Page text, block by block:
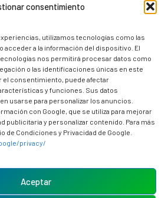
consentimiento
utilizamos tecnologías como las
acceder a la información del dispositivo. El
nos permitirá procesar datos como
o las identificaciones únicas en este
el consentimiento, puede afectar
y funciones. Sus datos
usarse para personalizar los anuncios.
con Google, que se utiliza para mejorar
publicitaria y personalizar contenido. Para más
de Condiciones y Privacidad de Google.
privacy/
Aceptar
(UE)